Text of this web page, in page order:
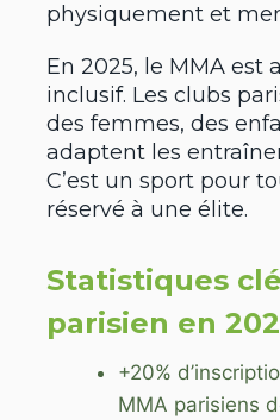
physiquement et
En 2025, le MMA est
inclusif. Les clubs
des femmes, des
adaptent les
C’est un sport pour
réservé à une élite.
Statistiques
parisien en
+20%
MMA parisiens